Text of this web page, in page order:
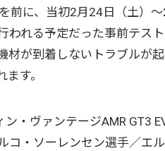
前に、当初2月24日（土）
れる予定だった事前テスト
材が到着しないトラブルが
す。
・ヴァンテージAMR GT3
コ・ソーレンセン選手／エ